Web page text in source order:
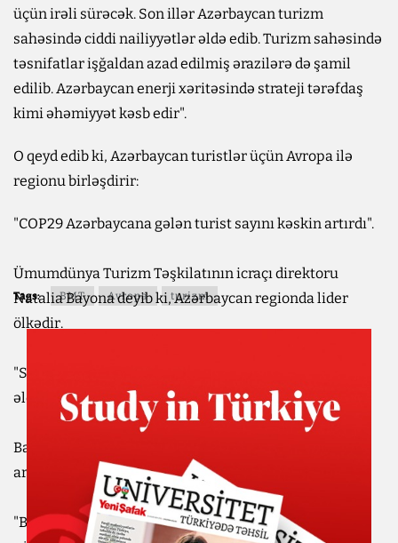
üçün irəli sürəcək. Son illər Azərbaycan turizm
sahəsində ciddi nailiyyətlər əldə edib. Turizm sahəsində
təsnifatlar işğaldan azad edilmiş ərazilərə də şamil
edilib. Azərbaycan enerji xəritəsində strateji tərəfdaş
kimi əhəmiyyət kəsb edir".
O qeyd edib ki, Azərbaycan turistlər üçün Avropa ilə
regionu birləşdirir:
"COP29 Azərbaycana gələn turist sayını kəskin artırdı".
Ümumdünya Turizm Təşkilatının icraçı direktoru
Natalia Bayona deyib ki, Azərbaycan regionda lider
ölkədir.
"Sonuncu dəfə Bakıya 6 il əvvəl gəlmişdim. Son 6 ildə
əldə edilən nailiyyətlər təqdirəlayiqdir", - o qeyd edib.
Bayonanın sözlərinə görə, turizm iqtisadi sektorlar
arasında ən humanist, bəşəri olanıdır:
"Biz gənclərə turizmin onlara təklif etdiyi imkanları
Tags: BMT Avropa turizm